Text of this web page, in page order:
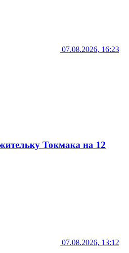
07.08.2026, 16:23
Токмака на 12
07.08.2026, 13:12